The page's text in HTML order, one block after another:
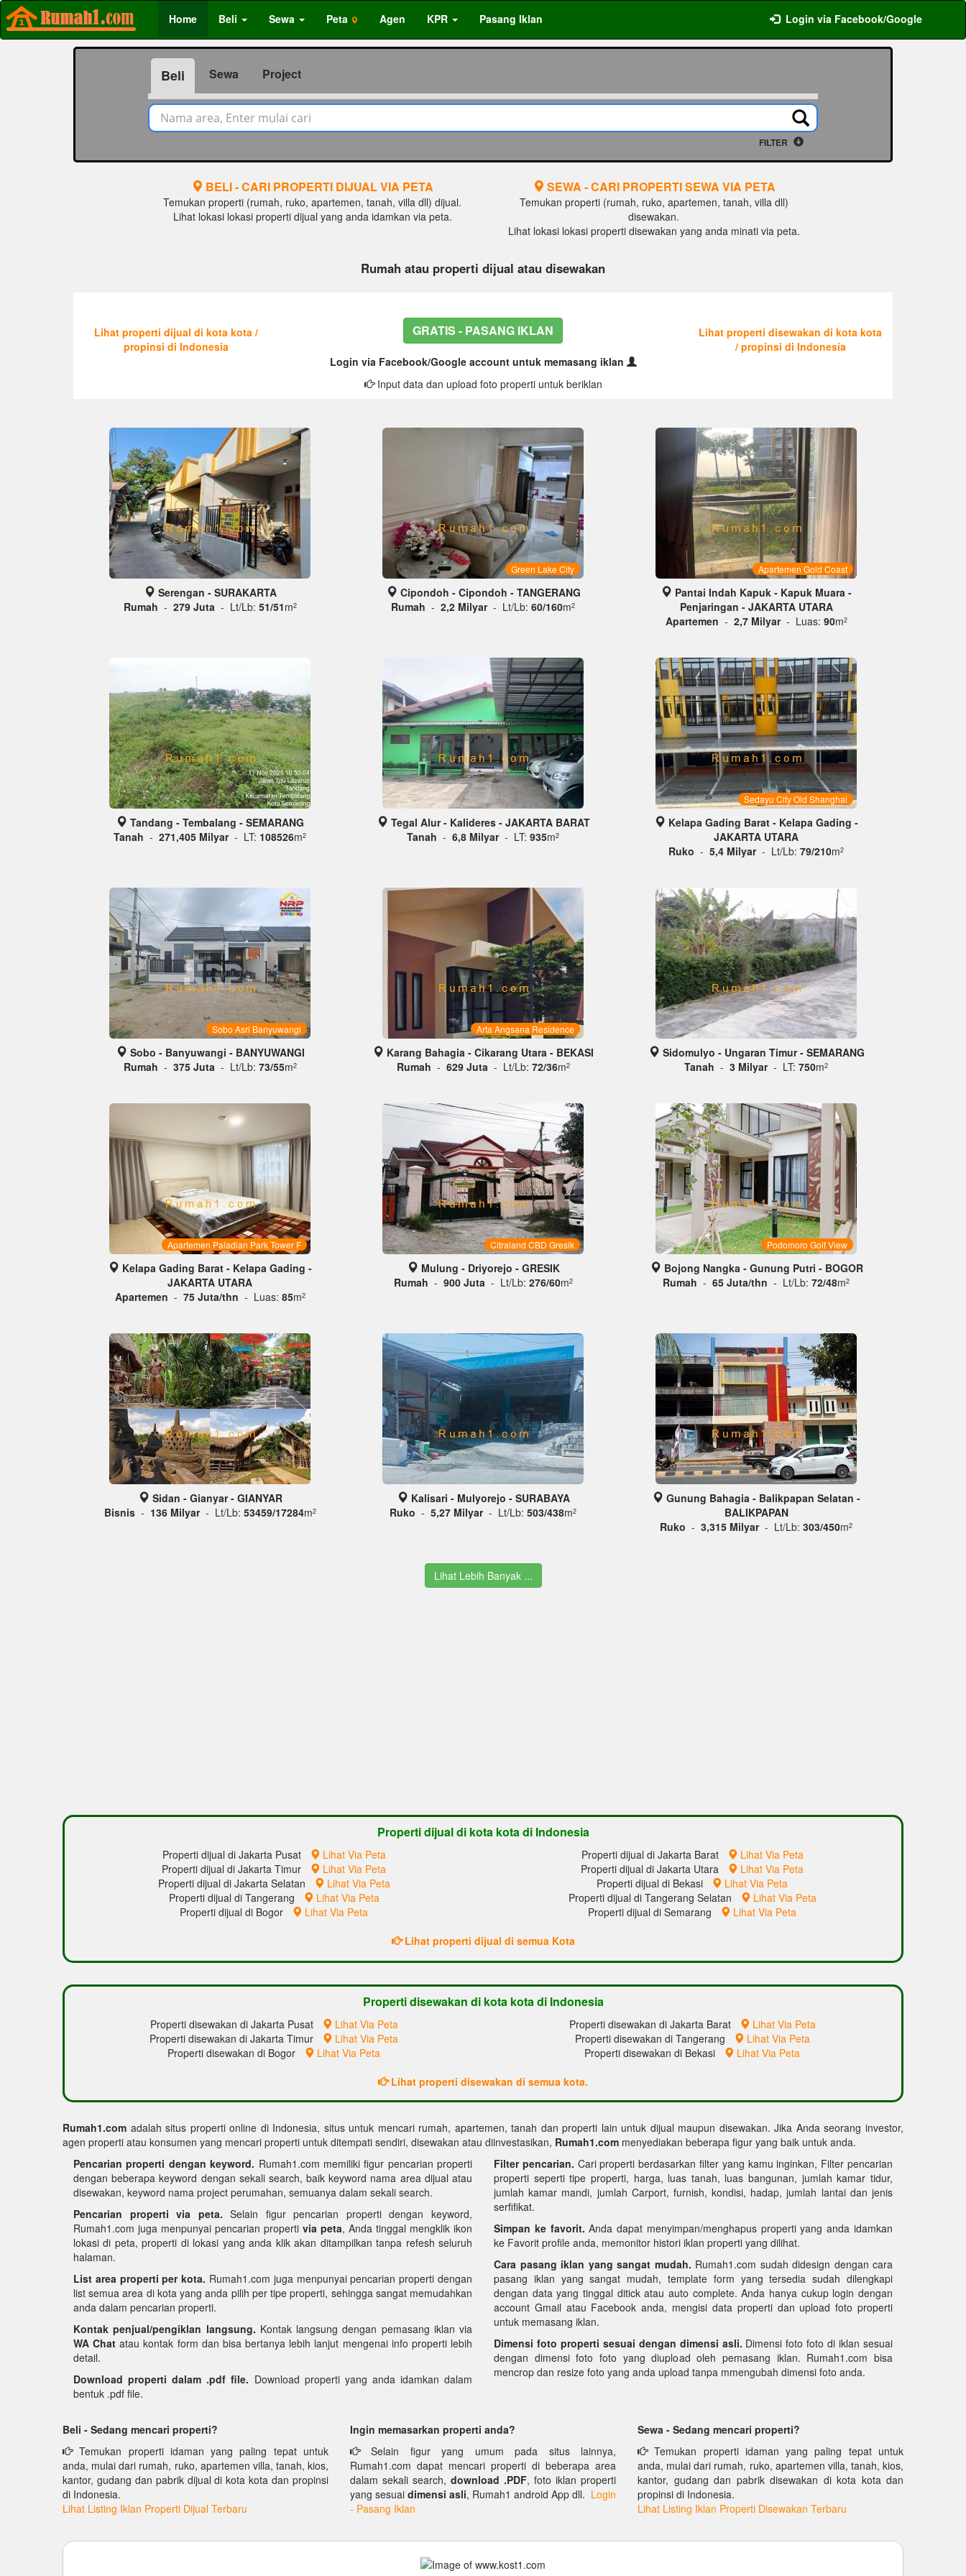
Home Beli Sewa Peta Agen KPR Pasang Iklan Login via Facebook/Google
Beli Sewa Project
FILTER
BELI - CARI PROPERTI DIJUAL VIA PETA
Temukan properti (rumah, ruko, apartemen, tanah, villa dll) dijual.
Lihat lokasi lokasi properti dijual yang anda idamkan via peta.
SEWA - CARI PROPERTI SEWA VIA PETA
Temukan properti (rumah, ruko, apartemen, tanah, villa dll)
disewakan.
Lihat lokasi lokasi properti disewakan yang anda minati via peta.
Rumah atau properti dijual atau disewakan
Lihat properti dijual di kota kota /
propinsi di Indonesia
GRATIS - PASANG IKLAN
Login via Facebook/Google account untuk memasang iklan
Input data dan upload foto properti untuk beriklan
Lihat properti disewakan di kota kota
/ propinsi di Indonesia
Serengan - SURAKARTA
Rumah - 279 Juta - Lt/Lb: 51/51m2
Green Lake City
Cipondoh - Cipondoh - TANGERANG
Rumah - 2,2 Milyar - Lt/Lb: 60/160m2
Apartemen Gold Coast
Pantai Indah Kapuk - Kapuk Muara -
Penjaringan - JAKARTA UTARA
Apartemen - 2,7 Milyar - Luas: 90m2
Tandang - Tembalang - SEMARANG
Tanah - 271,405 Milyar - LT: 108526m2
Tegal Alur - Kalideres - JAKARTA BARAT
Tanah - 6,8 Milyar - LT: 935m2
Sedayu City Old Shanghai
Kelapa Gading Barat - Kelapa Gading -
JAKARTA UTARA
Ruko - 5,4 Milyar - Lt/Lb: 79/210m2
Sobo Asri Banyuwangi
Sobo - Banyuwangi - BANYUWANGI
Rumah - 375 Juta - Lt/Lb: 73/55m2
Arta Angsana Residence
Karang Bahagia - Cikarang Utara - BEKASI
Rumah - 629 Juta - Lt/Lb: 72/36m2
Sidomulyo - Ungaran Timur - SEMARANG
Tanah - 3 Milyar - LT: 750m2
Apartemen Paladian Park Tower F
Kelapa Gading Barat - Kelapa Gading -
JAKARTA UTARA
Apartemen - 75 Juta/thn - Luas: 85m2
Citraland CBD Gresik
Mulung - Driyorejo - GRESIK
Rumah - 900 Juta - Lt/Lb: 276/60m2
Podomoro Golf View
Bojong Nangka - Gunung Putri - BOGOR
Rumah - 65 Juta/thn - Lt/Lb: 72/48m2
Sidan - Gianyar - GIANYAR
Bisnis- 136 Milyar - Lt/Lb: 53459/17284m2
Kalisari - Mulyorejo - SURABAYA
Ruko - 5,27 Milyar - Lt/Lb: 503/438m2
Gunung Bahagia - Balikpapan Selatan -
BALIKPAPAN
Ruko - 3,315 Milyar - Lt/Lb: 303/450m2
Lihat Lebih Banyak ...
Properti dijual di kota kota di Indonesia
Properti dijual di Jakarta Pusat Lihat Via Peta Properti dijual di Jakarta Barat
Lihat Via Peta
Properti dijual di Jakarta Timur
Lihat Via Peta Properti dijual di Jakarta Utara
Lihat Via Peta
Properti dijual di Jakarta Selatan
Lihat Via Peta Properti dijual di Bekasi
Lihat Via Peta
Properti dijual di Tangerang
Lihat Via Peta Properti dijual di Tangerang Selatan
Lihat Via Peta
Properti dijual di Bogor
Lihat Via Peta Properti dijual di Semarang
Lihat Via Peta
Lihat properti dijual di semua Kota
Properti disewakan di kota kota di Indonesia
Properti disewakan di Jakarta Pusat Lihat Via Peta Properti disewakan di Jakarta Barat
Lihat Via Peta
Properti disewakan di Jakarta Timur
Lihat Via Peta Properti disewakan di Tangerang
Lihat Via Peta
Properti disewakan di Bogor
Lihat Via Peta Properti disewakan di Bekasi
Lihat Via Peta
Lihat properti disewakan di semua kota.
Rumah1.com adalah situs properti online di Indonesia, situs untuk mencari rumah, apartemen, tanah dan properti lain untuk dijual maupun disewakan. Jika Anda seorang investor,
agen properti atau konsumen yang mencari properti untuk ditempati sendiri, disewakan atau diinvestasikan, Rumah1.com menyediakan beberapa figur yang baik untuk anda.
Pencarian properti dengan keyword. Rumah1.com memiliki figur pencarian properti
dengan beberapa keyword dengan sekali search, baik keyword nama area dijual atau
disewakan, keyword nama project perumahan, semuanya dalam sekali search.
Pencarian properti via peta. Selain figur pencarian properti dengan keyword,
Rumah1.com juga menpunyai pencarian properti via peta, Anda tinggal mengklik ikon
lokasi di peta, properti di lokasi yang anda klik akan ditampilkan tanpa refesh seluruh
halaman.
List area properti per kota. Rumah1.com juga menpunyai pencarian properti dengan
list semua area di kota yang anda pilih per tipe properti, sehingga sangat memudahkan
anda dalam pencarian properti.
Kontak penjual/pengiklan langsung. Kontak langsung dengan pemasang iklan via
WA Chat atau kontak form dan bisa bertanya lebih lanjut mengenai info properti lebih
detail.
Download properti dalam .pdf file. Download properti yang anda idamkan dalam
bentuk .pdf file.
Filter pencarian. Cari properti berdasarkan filter yang kamu inginkan, Filter pencarian
properti seperti tipe properti, harga, luas tanah, luas bangunan, jumlah kamar tidur,
jumlah kamar mandi, jumlah Carport, furnish, kondisi, hadap, jumlah lantai dan jenis
serfifikat.
Simpan ke favorit. Anda dapat menyimpan/menghapus properti yang anda idamkan
ke Favorit profile anda, memonitor histori iklan properti yang dilihat.
Cara pasang iklan yang sangat mudah. Rumah1.com sudah didesign dengan cara
pasang iklan yang sangat mudah, template form yang tersedia sudah dilengkapi
dengan data yang tinggal ditick atau auto complete. Anda hanya cukup login dengan
account Gmail atau Facebook anda, mengisi data properti dan upload foto properti
untuk memasang iklan.
Dimensi foto properti sesuai dengan dimensi asli. Dimensi foto foto di iklan sesuai
dengan dimensi foto foto yang diupload oleh pemasang iklan. Rumah1.com bisa
mencrop dan resize foto yang anda upload tanpa mmengubah dimensi foto anda.
Beli - Sedang mencari properti?
Temukan properti idaman yang paling tepat untuk
anda, mulai dari rumah, ruko, apartemen villa, tanah, kios,
kantor, gudang dan pabrik dijual di kota kota dan propinsi
di Indonesia.
Lihat Listing Iklan Properti Dijual Terbaru
Ingin memasarkan properti anda?
Selain figur yang umum pada situs lainnya,
Rumah1.com dapat mencari properti di beberapa area
dalam sekali search, download .PDF, foto iklan properti
yang sesuai dimensi asli, Rumah1 android App dll. Login
- Pasang Iklan
Sewa - Sedang mencari properti?
Temukan properti idaman yang paling tepat untuk
anda, mulai dari rumah, ruko, apartemen villa, tanah, kios,
kantor, gudang dan pabrik disewakan di kota kota dan
propinsi di Indonesia.
Lihat Listing Iklan Properti Disewakan Terbaru